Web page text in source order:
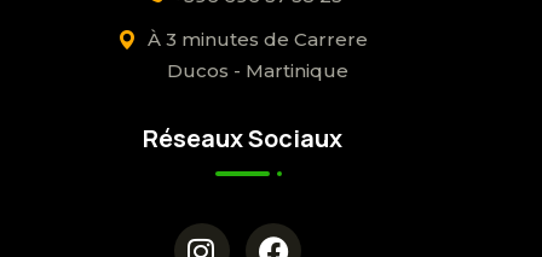
À 3 minutes de Carrere
Ducos - Martinique
Réseaux Sociaux